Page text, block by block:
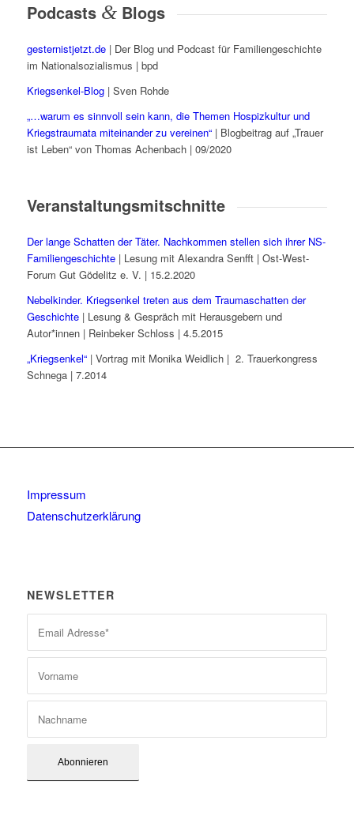
Podcasts &Blogs
gesternistjetzt.de| Der Blog und Podcast für Familiengeschichte
im Nationalsozialismus | bpd
Kriegsenkel-Blog| Sven Rohde
„…warum es sinnvoll sein kann, die Themen Hospizkultur und
Kriegstraumata miteinander zu vereinen“| Blogbeitrag auf „Trauer
ist Leben“ von Thomas Achenbach | 09/2020
Veranstaltungsmitschnitte
Der lange Schatten der Täter. Nachkommen stellen sich ihrer NS-
Familiengeschichte| Lesung mit Alexandra Senfft | Ost-West-
Forum Gut Gödelitz e. V. | 15.2.2020
Nebelkinder. Kriegsenkel treten aus dem Traumaschatten der
Geschichte| Lesung & Gespräch mit Herausgebern und
Autor*innen | Reinbeker Schloss | 4.5.2015
„Kriegsenkel“| Vortrag mit Monika Weidlich | 2. Trauerkongress
Schnega | 7.2014
Impressum
Datenschutzerklärung
NEWSLETTER